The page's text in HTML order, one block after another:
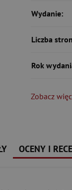
Wydanie:
Liczba
Rok
Zobacz
OCENY I